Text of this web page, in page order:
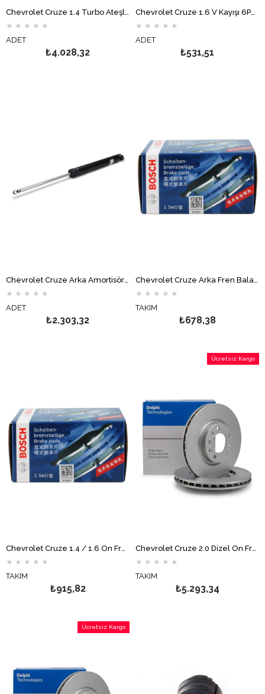
★ ★ ★ ★ ★
ADET
₺4.028,32
★ ★ ★ ★ ★
ADET
₺531,51
Chevrolet Cruze Arka Amortisör MONROE
★ ★ ★ ★ ★
ADET
₺2.303,32
Chevrolet Cruze Arka Fren Balata Takımı BOSCH
★ ★ ★ ★ ★
TAKIM
₺678,38
★ ★ ★ ★ ★
TAKIM
₺915,82
★ ★ ★ ★ ★
TAKIM
₺5.293,34
Ücretsiz Kargo
Ücretsiz Kargo